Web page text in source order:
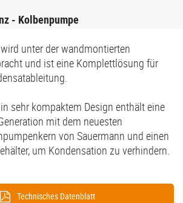
- Kolbenpumpe
unter der wandmontierten
und ist eine Komplettlösung für
sehr kompaktem Design enthält eine
mit dem neuesten
von Sauermann und einen
um Kondensation zu verhindern.
Technisches Datenblatt